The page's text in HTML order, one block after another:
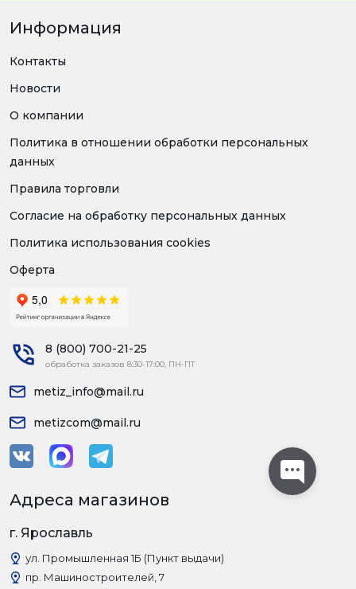
Информация
Контакты
Новости
О компании
Политика в отношении обработки персональных
данных
Правила торговли
Согласие на обработку персональных данных
Политика использования cookies
Оферта
8 (800) 700-21-25
обработка заказов 8:30-17:00, ПН-ПТ
metiz_info@mail.ru
metizcom@mail.ru
Адреса магазинов
г. Ярославль
ул. Промышленная 1Б (Пункт выдачи)
пр. Машиностроителей, 7